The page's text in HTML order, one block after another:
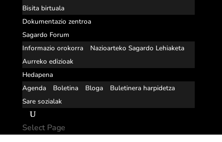
Bisita birtuala
Dokumentazio zentroa
Sagardo Forum
Informazio orokorra
Nazioarteko Sagardo Lehiaketa
Aurreko edizioak
Hedapena
Agenda
Boletina Bloga
Buletinera harpidetza
Sare sozialak
Select Page